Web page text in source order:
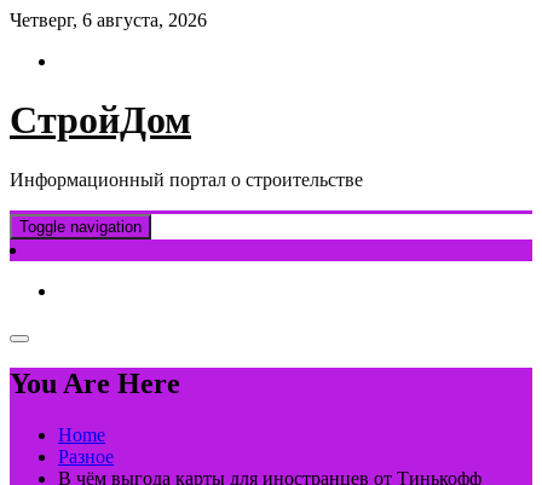
Skip
content
Четверг, 6 августа, 2026
СтройДом
Информационный портал о строительстве
Toggle navigation
You Are Here
Home
Разное
В чём выгода карты для иностранцев от Тинькофф